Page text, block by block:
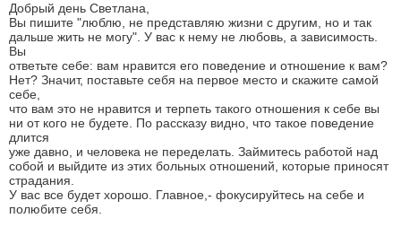
Добрый день Светлана,
Вы пишите "люблю, не представляю жизни с другим, но и так
дальше жить не могу". У вас к нему не любовь, а зависимость.
Вы
ответьте себе: вам нравится его поведение и отношение к вам?
Нет? Значит, поставьте себя на первое место и скажите самой
себе,
что вам это не нравится и терпеть такого отношения к себе вы
ни от кого не будете. По рассказу видно, что такое поведение
длится
уже давно, и человека не переделать. Займитесь работой над
собой и выйдите из этих больных отношений, которые приносят
страдания.
У вас все будет хорошо. Главное,- фокусируйтесь на себе и
полюбите себя.